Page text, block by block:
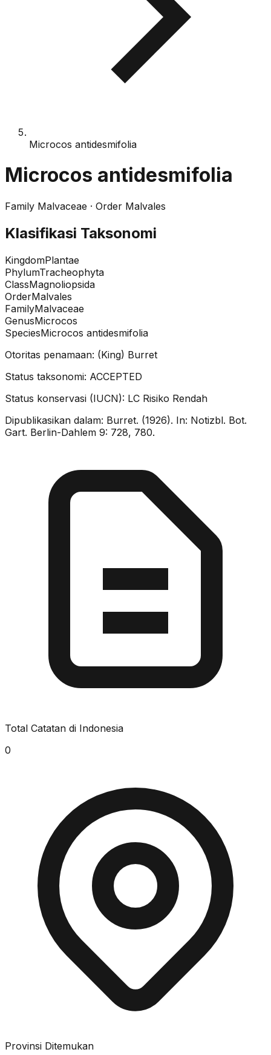
Microcos antidesmifolia
Microcos antidesmifolia
Family Malvaceae · Order Malvales
Klasifikasi Taksonomi
KingdomPlantae
PhylumTracheophyta
ClassMagnoliopsida
OrderMalvales
FamilyMalvaceae
GenusMicrocos
SpeciesMicrocos antidesmifolia
Otoritas penamaan: (King) Burret
Status taksonomi: ACCEPTED
Status konservasi (IUCN): LC Risiko Rendah
Dipublikasikan dalam: Burret. (1926). In: Notizbl. Bot.
Gart. Berlin-Dahlem 9: 728, 780.
Total Catatan di Indonesia
0
Provinsi Ditemukan